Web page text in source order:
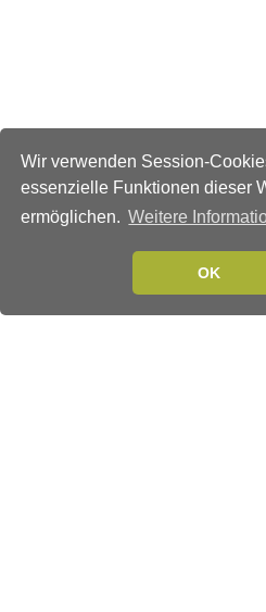
Wir verwenden Session-
essenzielle Funktionen dieser
ermöglichen. Weitere
OK